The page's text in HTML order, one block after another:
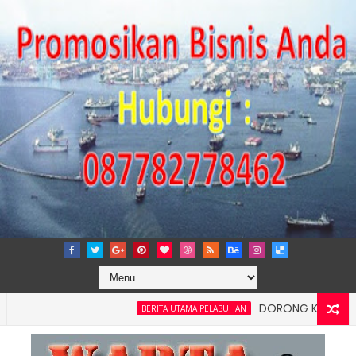
BERITA UTAMA PELABUHAN
DORONG KEMANDIRIAN
Kelancaran Logistik, IPC TPK Siap Operasikan Alat Pemindai